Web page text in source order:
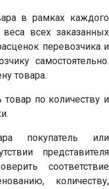
в рамках каждого
веса всех заказанных
перевозчика и
самостоятельно.
товара.
товар по количеству и
покупатель или
представителя
соответствие
количеству,